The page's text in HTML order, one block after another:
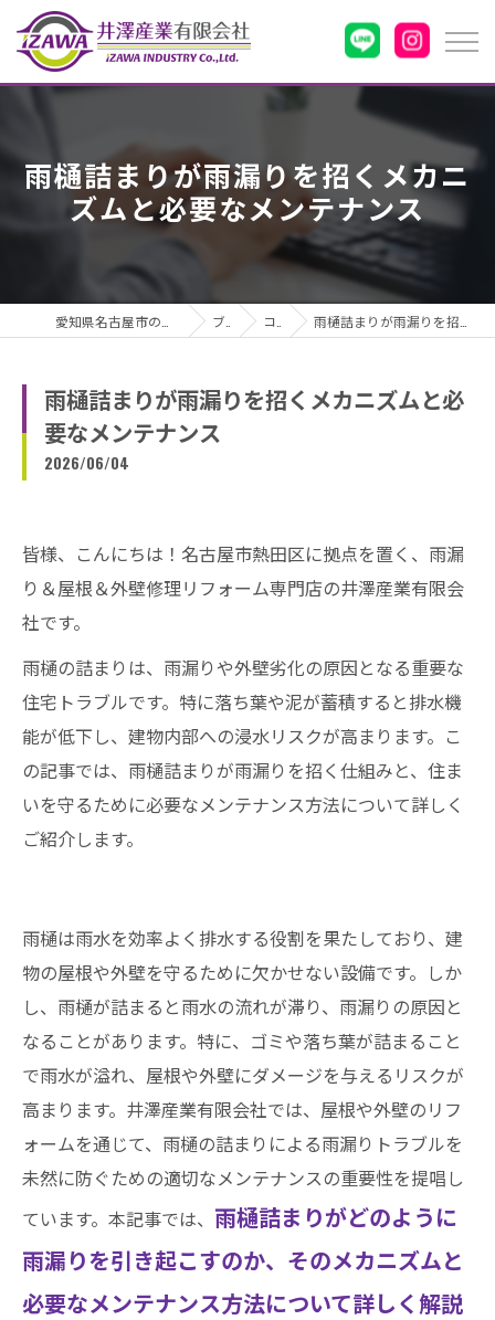
雨樋詰まりが雨漏りを招くメカニ
ズムと必要なメンテナンス
ブログ コラム 雨樋詰まりが雨漏りを招くメカニズムと必要なメンテナンス
雨樋詰まりが雨漏りを招くメカニズムと必
要なメンテナンス
2026/06/04
皆様、こんにちは！名古屋市熱田区に拠点を置く、雨漏
り＆屋根＆外壁修理リフォーム専門店の井澤産業有限会
社です。
雨樋の詰まりは、雨漏りや外壁劣化の原因となる重要な
住宅トラブルです。特に落ち葉や泥が蓄積すると排水機
能が低下し、建物内部への浸水リスクが高まります。こ
の記事では、雨樋詰まりが雨漏りを招く仕組みと、住ま
いを守るために必要なメンテナンス方法について詳しく
ご紹介します。
雨樋は雨水を効率よく排水する役割を果たしており、建
物の屋根や外壁を守るために欠かせない設備です。しか
し、雨樋が詰まると雨水の流れが滞り、雨漏りの原因と
なることがあります。特に、ゴミや落ち葉が詰まること
で雨水が溢れ、屋根や外壁にダメージを与えるリスクが
高まります。井澤産業有限会社では、屋根や外壁のリフ
ォームを通じて、雨樋の詰まりによる雨漏りトラブルを
未然に防ぐための適切なメンテナンスの重要性を提唱し
ています。本記事では、 雨樋詰まりがどのように
雨漏りを引き起こすのか、そのメカニズムと
必要なメンテナンス方法について詳しく解説